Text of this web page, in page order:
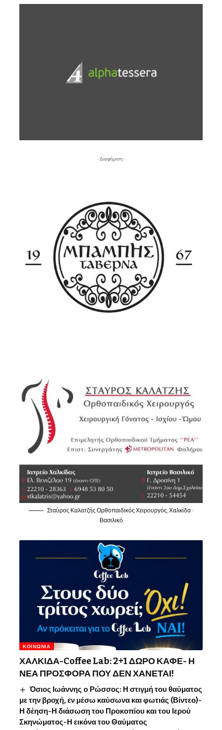
- Διαφήμιση -
Σταύρος Καλατζής Ορθοπαιδικός Χειρουργός, Χαλκίδα -
Βασιλικό
ΚΟΙΝΩΝΊΑ
ΧΑΛΚΙΔΑ-Coffee Lab: 2+1 ΔΩΡΟ ΚΑΦΕ- Η
ΝΕΑ ΠΡΟΣΦΟΡΑ ΠΟΥ ΔΕΝ ΧΑΝΕΤΑΙ!
Όσιος Ιωάννης o Ρώσσος: Η στιγμή του θαύματος
με την βροχή, εν μέσω καύσωνα και φωτιάς (Βίντεο)-
Η δέηση-Η διάσωση του Προκοπίου και του Ιερού
Σκηνώματος-Η εικόνα του Θαύματος